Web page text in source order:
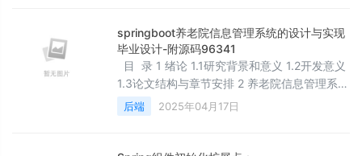
&#xff0c;大致具备以下功能。 ●
urllib.request&#xff1a;用于打开和读取URL。
● u
springboot养老院信息管理系统的设计与实现
毕业设计-附源码96341
1.3论文结构与章节安排 2 养老院信息管理系统
系统分析 2.1 可行性分析 2.1.1 技术可行性分析
2.1.2 经济可行性分析 2.1.3 法律可行性分析
后端 2025年04月17日